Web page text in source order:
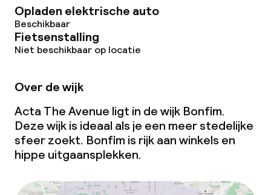
Opladen elektrische auto
Beschikbaar
Fietsenstalling
Niet beschikbaar op locatie
Over de wijk
Acta The Avenue ligt in de wijk Bonfim.
Deze wijk is ideaal als je een meer stedelijke
sfeer zoekt. Bonfim is rijk aan winkels en
hippe uitgaansplekken.